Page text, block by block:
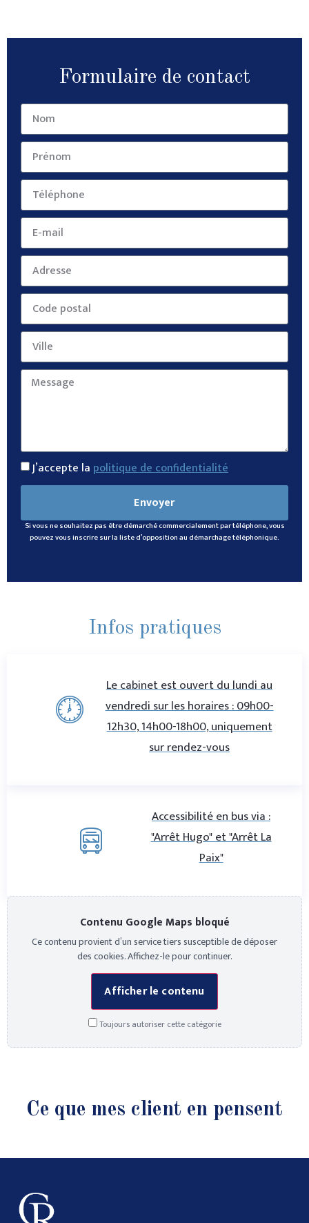
Formulaire de contact
J’accepte la politique de confidentialité
Envoyer
Si vous ne souhaitez pas être démarché commercialement par téléphone, vous
pouvez vous inscrire sur la liste d’opposition au démarchage téléphonique.
Infos pratiques
Le cabinet est ouvert du lundi au
vendredi sur les horaires : 09h00-
12h30, 14h00-18h00, uniquement
sur rendez-vous
Accessibilité en bus via :
"Arrêt Hugo" et "Arrêt La
Paix"
Contenu Google Maps bloqué
Ce contenu provient d’un service tiers susceptible de déposer
des cookies. Affichez-le pour continuer.
Afficher le contenu
Toujours autoriser cette catégorie
Ce que mes client en pensent